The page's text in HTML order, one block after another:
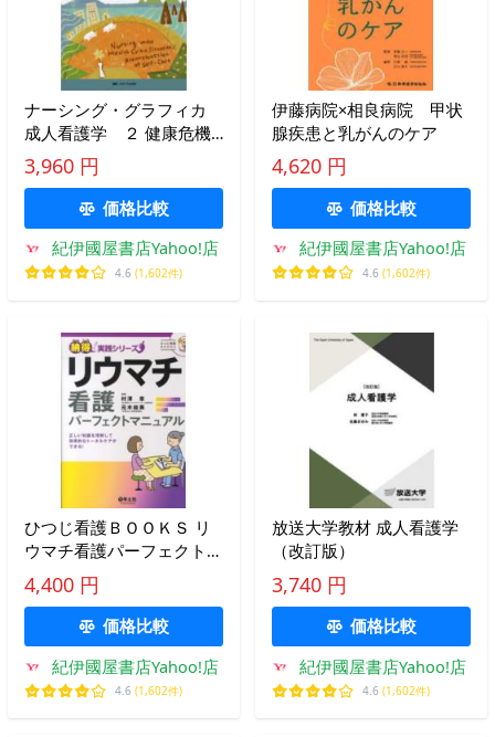
ナーシング・グラフィカ
成人看護学 ２ 健康危機
状況／セルフケアの再獲得
（第２版）
3,960 円
価格比較
紀伊國屋書店Yahoo!店
4.6 (1,602件)
伊藤病院×相良病院 甲状
腺疾患と乳がんのケア
4,620 円
価格比較
紀伊國屋書店Yahoo!店
4.6 (1,602件)
ひつじ看護ＢＯＯＫＳ リ
ウマチ看護パーフェクトマ
ニュアル―正しい知識を理
解して効果的なトータルケ
アができる！
4,400 円
価格比較
紀伊國屋書店Yahoo!店
4.6 (1,602件)
放送大学教材 成人看護学
（改訂版）
3,740 円
価格比較
紀伊國屋書店Yahoo!店
4.6 (1,602件)